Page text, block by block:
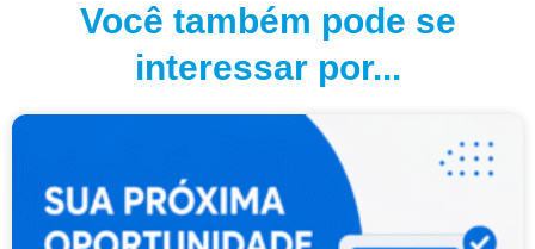
Você também pode se
interessar por...